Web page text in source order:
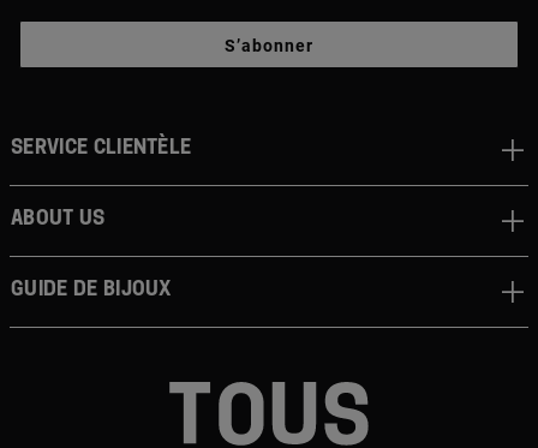
S’abonner
Service clientèle
About us
Guide de bijoux